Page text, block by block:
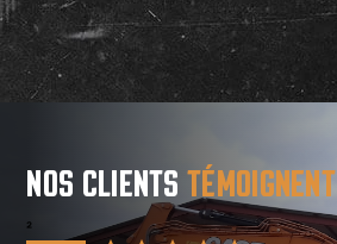
NOS CLIENTSTÉMOIGNENT
²